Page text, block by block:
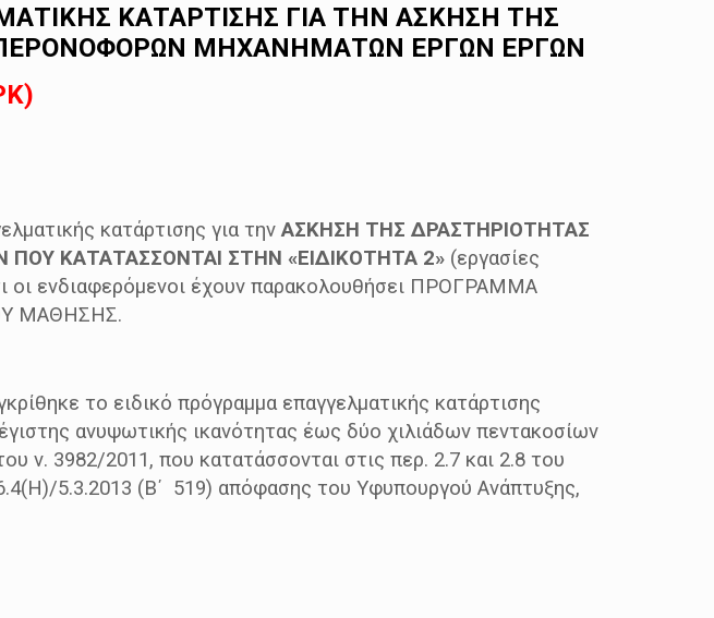
ΚΑΤΑΡΤΙΣΗΣ ΓΙΑ ΤΗΝ ΑΣΚΗΣΗ ΤΗΣ
ΜΗΧΑΝΗΜΑΤΩΝ ΕΡΓΩΝ ΕΡΓΩΝ
κατάρτισης για τηνΑΣΚΗΣΗ ΤΗΣ ΔΡΑΣΤΗΡΙΟΤΗΤΑΣ
ΚΑΤΑΤΑΣΣΟΝΤΑΙ ΣΤΗΝ «ΕΙΔΙΚΟΤΗΤΑ 2» (εργασίες
ενδιαφερόμενοι έχουν παρακολουθήσει ΠΡΟΓΡΑΜΜΑ
ΜΑΘΗΣΗΣ.
το ειδικό πρόγραμμα επαγγελματικής κατάρτισης
ανυψωτικής ικανότητας έως δύο χιλιάδων πεντακοσίων
ν. 3982/2011, που κατατάσσονται στις περ. 2.7 και 2.8 του
5.3.2013 (Β΄ 519) απόφασης του Υφυπουργού Ανάπτυξης,